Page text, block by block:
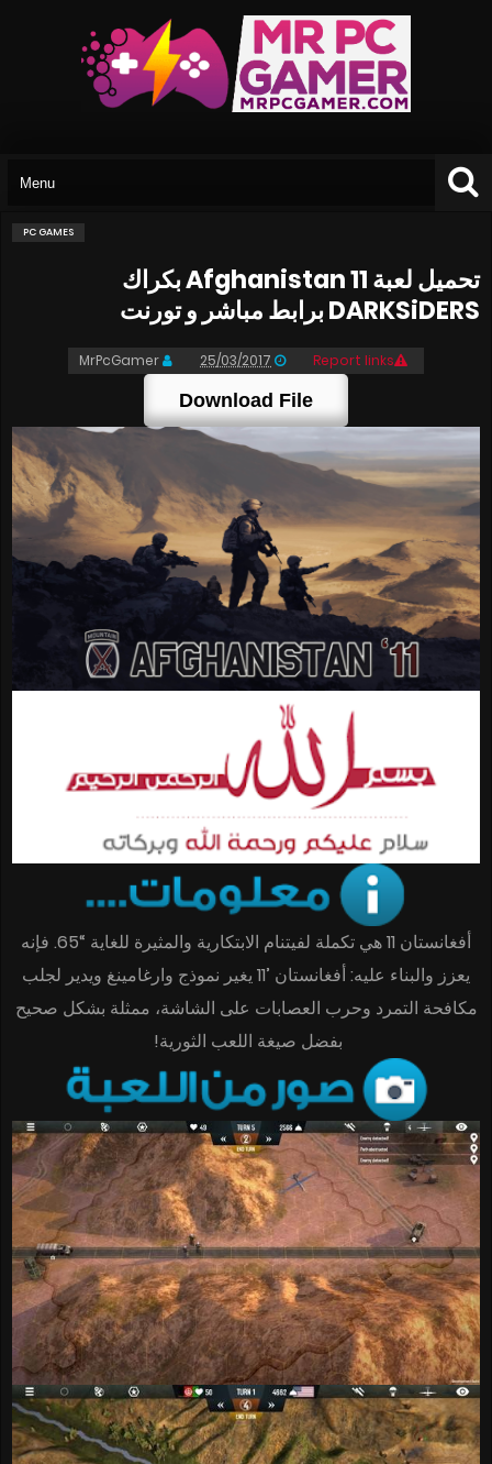
PC GAMES
تحميل لعبة Afghanistan 11 بكراك
DARKSiDERS برابط مباشر و تورنت
MrPcGamer 25/03/2017 Report links
Download File
أفغانستان 11 هي تكملة لفيتنام الابتكارية والمثيرة للغاية “65. فإنه
يعزز والبناء عليه: أفغانستان ’11 يغير نموذج وارغامينغ ويدير لجلب
مكافحة التمرد وحرب العصابات على الشاشة، ممثلة بشكل صحيح
بفضل صيغة اللعب الثورية!